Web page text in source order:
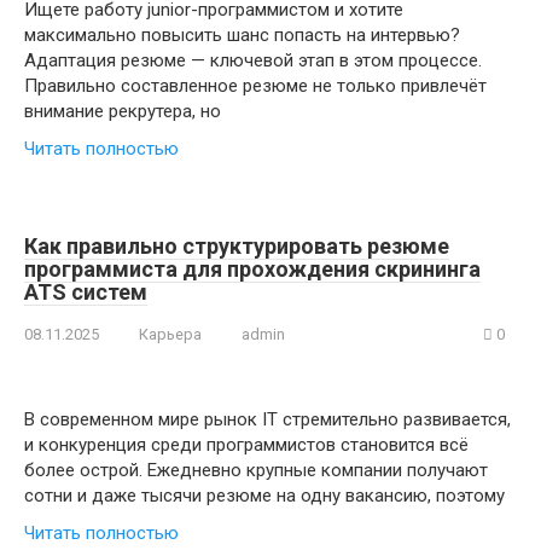
Ищете работу junior-программистом и хотите
максимально повысить шанс попасть на интервью?
Адаптация резюме — ключевой этап в этом процессе.
Правильно составленное резюме не только привлечёт
внимание рекрутера, но
Читать полностью
Как правильно структурировать резюме
программиста для прохождения скрининга
ATS систем
08.11.2025 Карьера admin 0
В современном мире рынок IT стремительно развивается,
и конкуренция среди программистов становится всё
более острой. Ежедневно крупные компании получают
сотни и даже тысячи резюме на одну вакансию, поэтому
Читать полностью